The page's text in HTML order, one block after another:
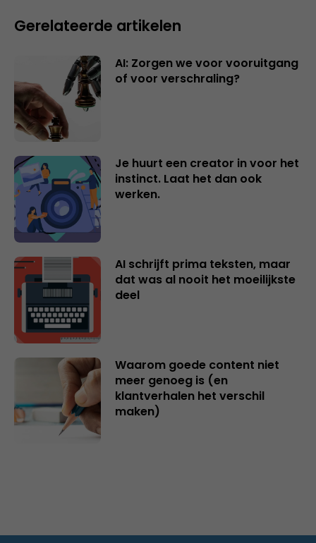
Gerelateerde artikelen
AI: Zorgen we voor vooruitgang
of voor verschraling?
Je huurt een creator in voor het
instinct. Laat het dan ook
werken.
AI schrijft prima teksten, maar
dat was al nooit het moeilijkste
deel
Waarom goede content niet
meer genoeg is (en
klantverhalen het verschil
maken)